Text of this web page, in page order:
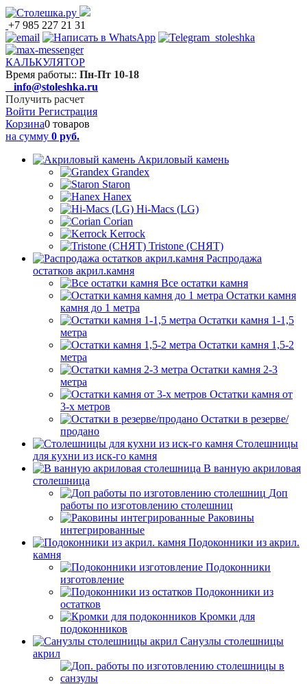
+7 985 227 21 31
КАЛЬКУЛЯТОР
Время работы:: Пн-Пт 10-18
info@stoleshka.ru
Получить расчет
Войти Регистрация
Корзина0 товаров
на сумму 0 руб.
Акриловый камень
Grandex
Staron
Hanex
Hi-Macs (LG)
Corian
Kerrock
Tristone (СНЯТ)
Распродажа
остатков акрил.камня
Все остатки камня
Остатки камня
камня до 1 метра
Остатки камня 1-1,5
метра
Остатки камня 1,5-2
метра
Остатки камня 2-3
метра
Остатки камня от
3-х метров
Остатки в резерве/
продано
Столешницы
для кухни из иск-го камня
В ванную акриловая
столешница
Доп
работы по изготовлению столешниц
Раковины
интегрированные
Подоконники из акрил.
камня
Подоконники
изготовление
Подоконники из
остатков
Кромки для
подоконников
Санузлы столешницы
акрил